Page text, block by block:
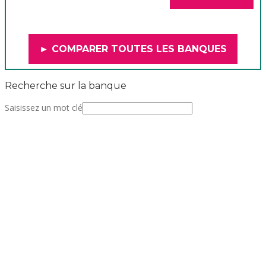
► COMPARER TOUTES LES BANQUES
Recherche sur la banque
Saisissez un mot clé